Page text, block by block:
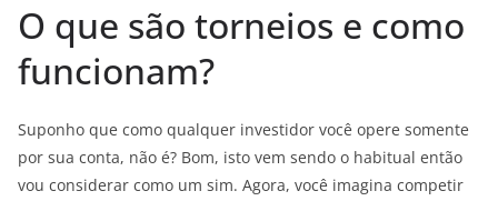
O que são torneios e como
funcionam?
Suponho que como qualquer investidor você opere somente
por sua conta, não é? Bom, isto vem sendo o habitual então
vou considerar como um sim. Agora, você imagina competir